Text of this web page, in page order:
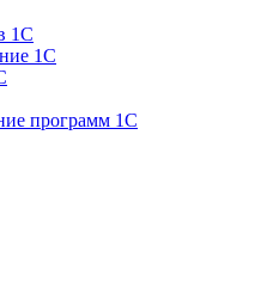
1С
1С
программ 1С